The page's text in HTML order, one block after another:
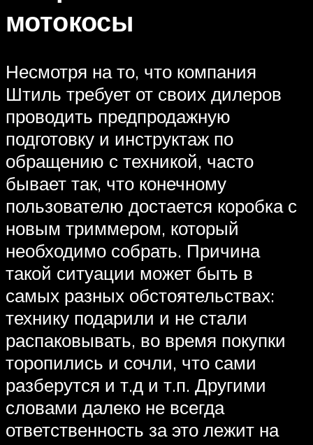
мотокосы
Несмотря на то, что компания
Штиль требует от своих дилеров
проводить предпродажную
подготовку и инструктаж по
обращению с техникой, часто
бывает так, что конечному
пользователю достается коробка с
новым триммером, который
необходимо собрать. Причина
такой ситуации может быть в
самых разных обстоятельствах:
технику подарили и не стали
распаковывать, во время покупки
торопились и сочли, что сами
разберутся и т.д и т.п. Другими
словами далеко не всегда
ответственность за это лежит на